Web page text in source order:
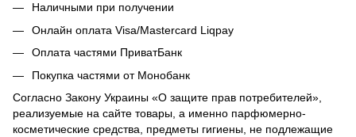
Наличными при получении
Онлайн оплата Visa/Mastercard Liqpay
Оплата частями ПриватБанк
Покупка частями от Монобанк
Согласно Закону Украины «О защите прав потребителей»,
реализуемые на сайте товары, а именно парфюмерно-
косметические средства, предметы гигиены, не подлежащие